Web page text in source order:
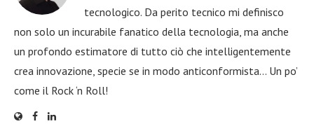
tecnologico. Da perito tecnico mi definisco
non solo un incurabile fanatico della tecnologia, ma anche
un profondo estimatore di tutto ciò che intelligentemente
crea innovazione, specie se in modo anticonformista… Un po’
come il Rock ‘n Roll!